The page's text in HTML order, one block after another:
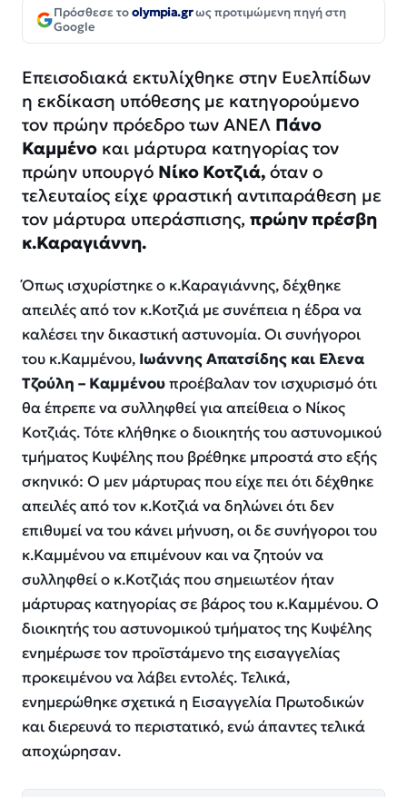
Πρόσθεσε τοolympia.grως προτιμώμενη πηγή στη
Google
Επεισοδιακά εκτυλίχθηκε στην Ευελπίδων
η εκδίκαση υπόθεσης με κατηγορούμενο
τον πρώην πρόεδρο των ΑΝΕΛ Πάνο
Καμμένο και μάρτυρα κατηγορίας τον
πρώην υπουργό Νίκο Κοτζιά, όταν ο
τελευταίος είχε φραστική αντιπαράθεση με
τον μάρτυρα υπεράσπισης, πρώην πρέσβη
κ.Καραγιάννη.
Όπως ισχυρίστηκε ο κ.Καραγιάννης, δέχθηκε
απειλές από τον κ.Κοτζιά με συνέπεια η έδρα να
καλέσει την δικαστική αστυνομία. Οι συνήγοροι
του κ.Καμμένου, Ιωάννης Απατσίδης και Ελενα
Τζούλη – Καμμένουπροέβαλαν τον ισχυρισμό ότι
θα έπρεπε να συλληφθεί για απείθεια ο Νίκος
Κοτζιάς. Τότε κλήθηκε ο διοικητής του αστυνομικού
τμήματος Κυψέλης που βρέθηκε μπροστά στο εξής
σκηνικό: Ο μεν μάρτυρας που είχε πει ότι δέχθηκε
απειλές από τον κ.Κοτζιά να δηλώνει ότι δεν
επιθυμεί να του κάνει μήνυση, οι δε συνήγοροι του
κ.Καμμένου να επιμένουν και να ζητούν να
συλληφθεί ο κ.Κοτζιάς που σημειωτέον ήταν
μάρτυρας κατηγορίας σε βάρος του κ.Καμμένου. Ο
διοικητής του αστυνομικού τμήματος της Κυψέλης
ενημέρωσε τον προϊστάμενο της εισαγγελίας
προκειμένου να λάβει εντολές. Τελικά,
ενημερώθηκε σχετικά η Εισαγγελία Πρωτοδικών
και διερευνά το περιστατικό, ενώ άπαντες τελικά
αποχώρησαν.